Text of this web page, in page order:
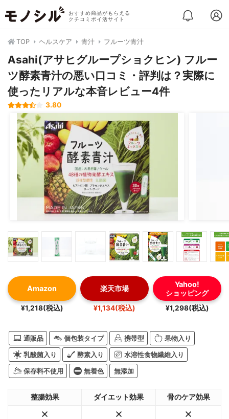
おすすめ商品がもらえる
クチコミポイ活サイト
TOP ヘルスケア 青汁 フルーツ青汁
Asahi(アサヒグループショクヒン) フルー
ツ酵素青汁の悪い口コミ・評判は？実際に
使ったリアルな本音レビュー4件
3.80
Amazon
¥1,218(税込)
楽天市場
¥1,134(税込)
Yahoo!
ショッピング
¥1,298(税込)
通販品 個包装タイプ 携帯型 果物入り
乳酸菌入り 酵素入り 水溶性食物繊維入り
保存料不使用 無着色 無添加
整腸効果 ダイエット効果 骨のケア効果